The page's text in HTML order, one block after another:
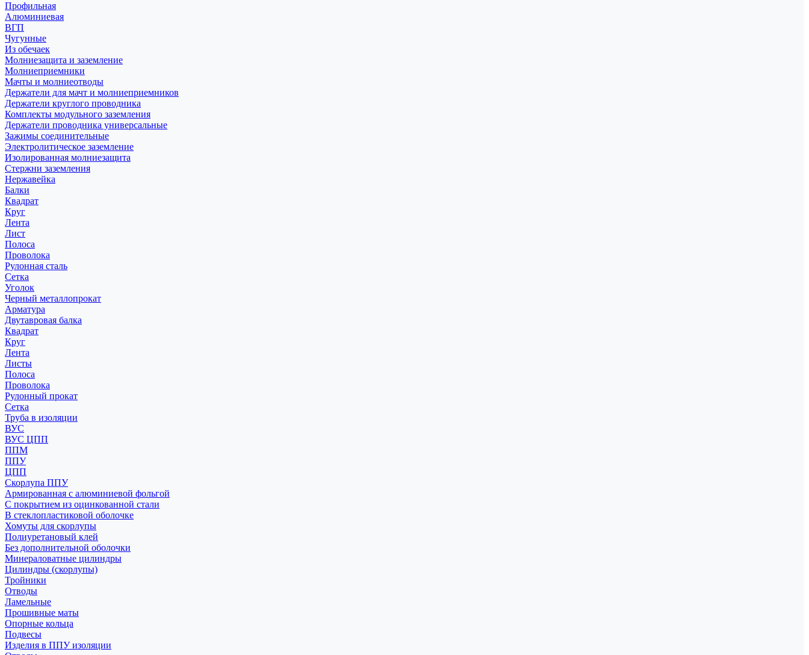
Профильная
Алюминиевая
ВГП
Чугунные
Из обечаек
Молниезащита и заземление
Молниеприемники
Мачты и молниеотводы
Держатели для мачт и молниеприемников
Держатели круглого проводника
Комплекты модульного заземления
Держатели проводника универсальные
Зажимы соединительные
Электролитическое заземление
Изолированная молниезащита
Стержни заземления
Нержавейка
Балки
Квадрат
Круг
Лента
Лист
Полоса
Проволока
Рулонная сталь
Сетка
Уголок
Черный металлопрокат
Арматура
Двутавровая балка
Квадрат
Круг
Лента
Листы
Полоса
Проволока
Рулонный прокат
Сетка
Труба в изоляции
ВУС
ВУС ЦПП
ППМ
ППУ
ЦПП
Скорлупа ППУ
Армированная с алюминиевой фольгой
С покрытием из оцинкованной стали
В стеклопластиковой оболочке
Хомуты для скорлупы
Полиуретановый клей
Без дополнительной оболочки
Минераловатные цилиндры
Цилиндры (скорлупы)
Тройники
Отводы
Ламельные
Прошивные маты
Опорные кольца
Подвесы
Изделия в ППУ изоляции